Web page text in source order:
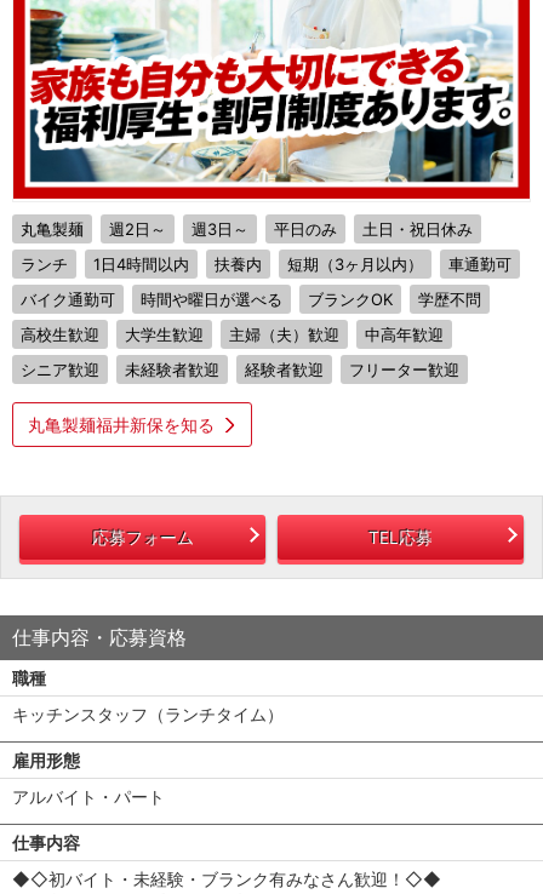
丸亀製麺 週2日～ 週3日～ 平日のみ
土日・祝日休み
ランチ
1日4時間以内 扶養内 短期（3ヶ月以内）
車通勤可
バイク通勤可
時間や曜日が選べる ブランクOK
学歴不問
高校生歓迎
大学生歓迎 主婦（夫）歓迎
中高年歓迎
シニア歓迎
未経験者歓迎 経験者歓迎 フリーター歓迎
丸亀製麺福井新保を知る
応募フォーム TEL応募
仕事内容・応募資格
職種
キッチンスタッフ（ランチタイム）
雇用形態
アルバイト・パート
仕事内容
◆◇初バイト・未経験・ブランク有みなさん歓迎！◇◆